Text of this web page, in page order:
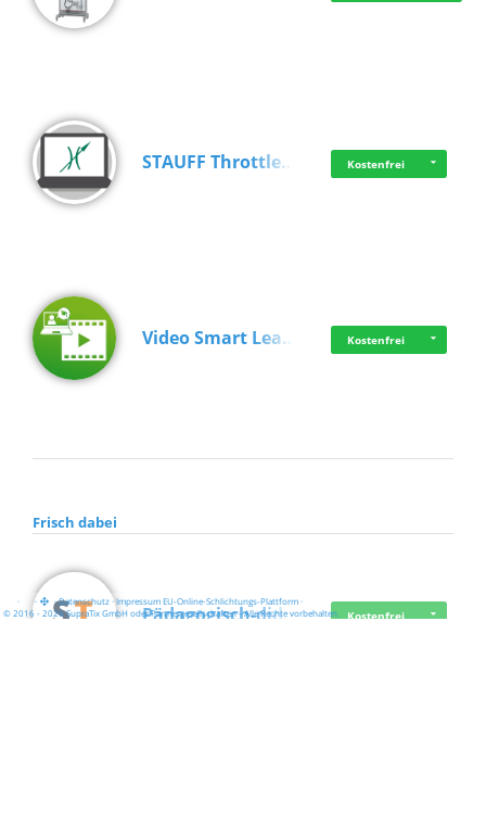
STAUFF Throttle… Kostenfrei
Video Smart Lea… Kostenfrei
Frisch dabei
Pädagogisch-did… Kostenfrei
· · ·Datenschutz·Impressum EU-Online-Schlichtungs-Plattform·
© 2016 - 2026 SupraTix GmbH oder Partnergesellschaften - Alle Rechte vorbehalten.